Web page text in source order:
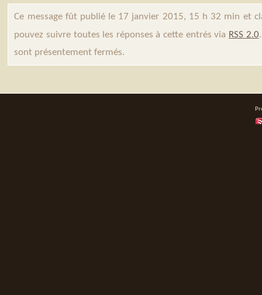
Ce message fût publié le 17 janvier 2015, 15 h 32 min et
pouvez suivre toutes les réponses à cette entrés via RSS 2.0
sont présentement fermés.